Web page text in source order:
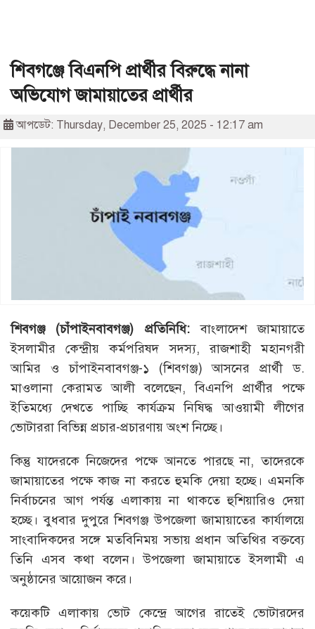
শিবগঞ্জে বিএনপি প্রার্থীর বিরুদ্ধে নানা
অভিযোগ জামায়াতের প্রার্থীর
আপডেট: Thursday, December 25, 2025 - 12:17 am
শিবগঞ্জ (চাঁপাইনবাবগঞ্জ) প্রতিনিধি:বাংলাদেশ জামায়াতে
ইসলামীর কেন্দ্রীয় কর্মপরিষদ সদস্য, রাজশাহী মহানগরী
আমির ও চাঁপাইনবাবগঞ্জ-১ (শিবগঞ্জ) আসনের প্রার্থী ড.
মাওলানা কেরামত আলী বলেছেন, বিএনপি প্রার্থীর পক্ষে
ইতিমধ্যে দেখতে পাচ্ছি কার্যক্রম নিষিদ্ধ আওয়ামী লীগের
ভোটাররা বিভিন্ন প্রচার-প্রচারণায় অংশ নিচ্ছে।
কিন্তু যাদেরকে নিজেদের পক্ষে আনতে পারছে না, তাদেরকে
জামায়াতের পক্ষে কাজ না করতে হুমকি দেয়া হচ্ছে। এমনকি
নির্বাচনের আগ পর্যন্ত এলাকায় না থাকতে হুশিয়ারিও দেয়া
হচ্ছে। বুধবার দুপুরে শিবগঞ্জ উপজেলা জামায়াতের কার্যালয়ে
সাংবাদিকদের সঙ্গে মতবিনিময় সভায় প্রধান অতিথির বক্তব্যে
তিনি এসব কথা বলেন। উপজেলা জামায়াতে ইসলামী এ
অনুষ্ঠানের আয়োজন করে।
কয়েকটি এলাকায় ভোট কেন্দ্রে আগের রাতেই ভোটারদের